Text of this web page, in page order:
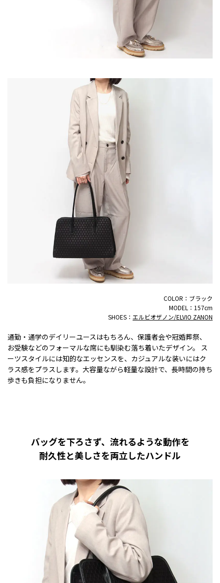
COLOR：ブラック
MODEL：157cm
SHOES： エルビオザノン/ELVIO ZANON
通勤・通学のデイリーユースはもちろん、保護者会や冠婚葬祭、
お受験などのフォーマルな席にも馴染む落ち着いたデザイン。 ス
ーツスタイルには知的なエッセンスを、カジュアルな装いにはク
ラス感をプラスします。大容量ながら軽量な設計で、長時間の持ち
歩きも負担になりません。
バッグを下ろさず、流れるような動作を
耐久性と美しさを両立したハンドル